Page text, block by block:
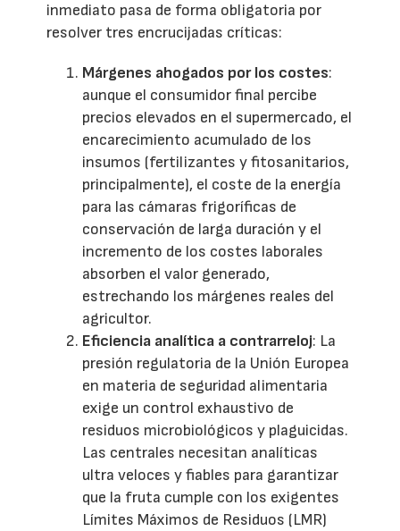
inmediato pasa de forma obligatoria por
resolver tres encrucijadas críticas:
Márgenes ahogados por los costes:
aunque el consumidor final percibe
precios elevados en el supermercado, el
encarecimiento acumulado de los
insumos (fertilizantes y fitosanitarios,
principalmente), el coste de la energía
para las cámaras frigoríficas de
conservación de larga duración y el
incremento de los costes laborales
absorben el valor generado,
estrechando los márgenes reales del
agricultor.
Eficiencia analítica a contrarreloj: La
presión regulatoria de la Unión Europea
en materia de seguridad alimentaria
exige un control exhaustivo de
residuos microbiológicos y plaguicidas.
Las centrales necesitan analíticas
ultra veloces y fiables para garantizar
que la fruta cumple con los exigentes
Límites Máximos de Residuos (LMR)